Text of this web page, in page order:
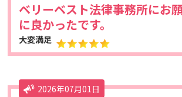
ベリーベスト法律事務所にお
に良かったです。
大変満足
2026年07月01日